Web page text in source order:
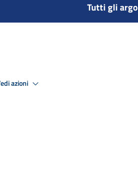
Tutti gli
azioni